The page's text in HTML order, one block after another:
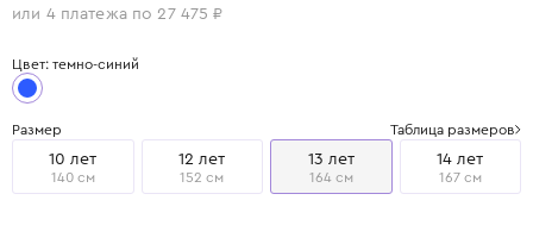
или 4 платежа по 27 475 ₽
Цвет: темно-синий
Размер Таблица размеров
10 лет
140 см
12 лет
152 см
13 лет
164 см
14 лет
167 см